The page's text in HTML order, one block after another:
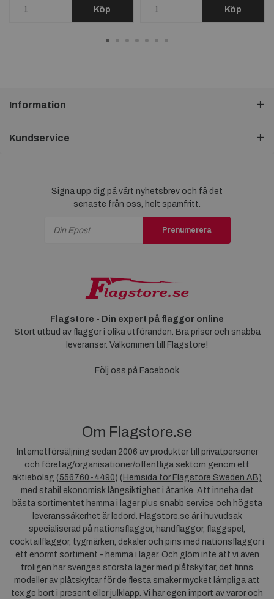
Köp Köp
Information
Kundservice
Signa upp dig på vårt nyhetsbrev och få det
senaste från oss, helt spamfritt.
Prenumerera
Flagstore - Din expert på flaggor online
Stort utbud av flaggor i olika utföranden. Bra priser och snabba
leveranser. Välkommen till Flagstore!
Följ oss på Facebook
Om Flagstore.se
Internetförsäljning sedan 2006 av produkter till privatpersoner
och företag/organisationer/offentliga sektorn genom ett
aktiebolag (556760-4490) ( Hemsida för Flagstore Sweden AB)
med stabil ekonomisk långsiktighet i åtanke. Att inneha det
bästa sortimentet hemma i lager plus snabb service och högsta
leveranssäkerhet är ledord. Flagstore.se är i huvudsak
specialiserad på nationsflaggor, handflaggor, flaggspel,
cocktailflaggor, tygmärken, dekaler och pins med nationsflaggor i
ett enormt sortiment - hemma i lager. Och glöm inte att vi även
troligen har sveriges största lager med plåtskyltar, det finns
modeller av plåtskyltar för de flesta smaker mycket lämpliga att
tex ge bort i present eller julklapp. Vi har egen import av varor och